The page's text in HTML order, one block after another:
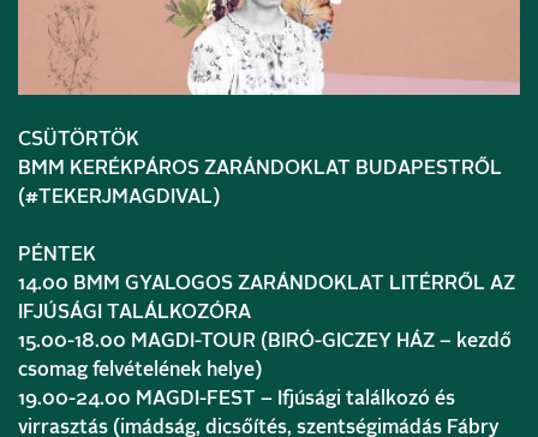
CSÜTÖRTÖK
BMM KERÉKPÁROS ZARÁNDOKLAT BUDAPESTRŐL
(#TEKERJMAGDIVAL)
PÉNTEK
14.00 BMM GYALOGOS ZARÁNDOKLAT LITÉRRŐL AZ
IFJÚSÁGI TALÁLKOZÓRA
15.00-18.00 MAGDI-TOUR (BIRÓ-GICZEY HÁZ – kezdő
csomag felvételének helye)
19.00-24.00 MAGDI-FEST – Ifjúsági találkozó és
virrasztás (imádság, dicsőítés, szentségimádás Fábry